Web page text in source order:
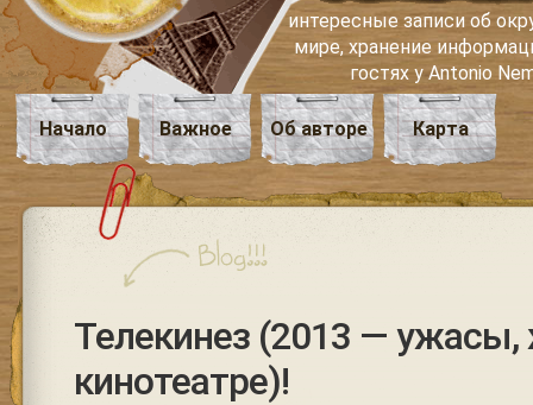
интересные записи об
мире, хранение
гостях у Antonio
Начало Важное Об авторе Карта
Телекинез (2013 —
кинотеатре)!